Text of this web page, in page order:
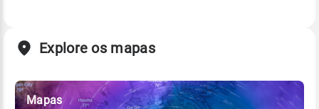
Explore os mapas
Mapas